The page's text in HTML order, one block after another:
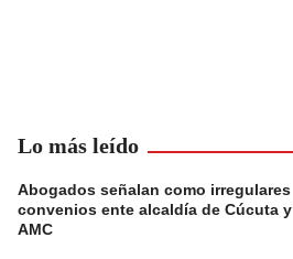
Lo más leído
Abogados señalan como irregulares
convenios ente alcaldía de Cúcuta y
AMC